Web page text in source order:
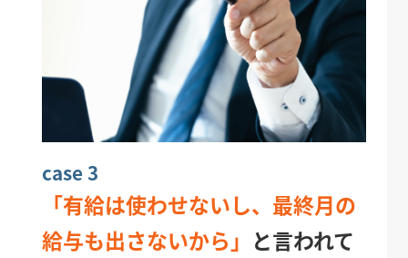
case 3
「有給は使わせないし、最終月の
給与も出さないから」 と言われて